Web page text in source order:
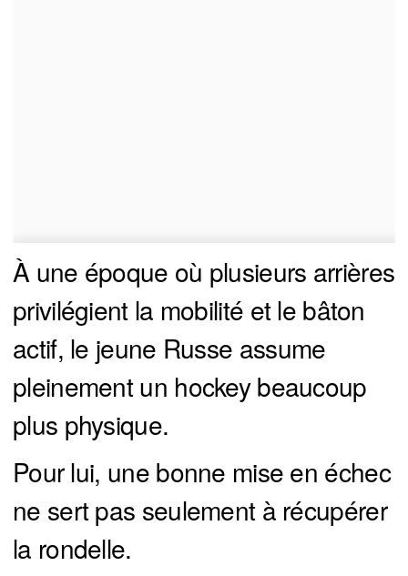
À une époque où plusieurs arrières
privilégient la mobilité et le bâton
actif, le jeune Russe assume
pleinement un hockey beaucoup
plus physique.
Pour lui, une bonne mise en échec
ne sert pas seulement à récupérer
la rondelle.